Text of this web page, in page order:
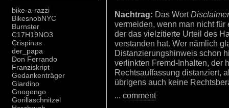
bike-a-razzi
BikesnobNYC
Burnster
C17H19NO3
Crispinus
der_papa
Don Ferrando
Franziskript
Gedankenträger
Giardino
Gnogongo
Gorillaschnitzel
Nachtrag: Das WortDisclaimer
vermeiden, wenn man nicht
der das vielzitierte Urteil des
verstanden hat. Wer nämlich
Distanzierungshinweis schon
verlinkten Fremd-Inhalten, der
Rechtsauffassung distanziert,
übrigens auch keine
... comment